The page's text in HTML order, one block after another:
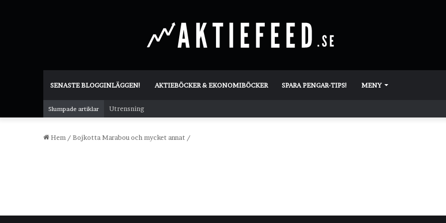
SENASTE BLOGGINLÄGGEN! AKTIEBÖCKER & EKONOMIBÖCKER SPARA PENGAR-TIPS! MENY
Slumpade artiklar Utrensning
Hem / Bojkotta Marabou och mycket annat /